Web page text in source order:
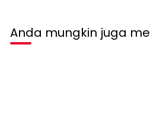
Anda mungkin juga